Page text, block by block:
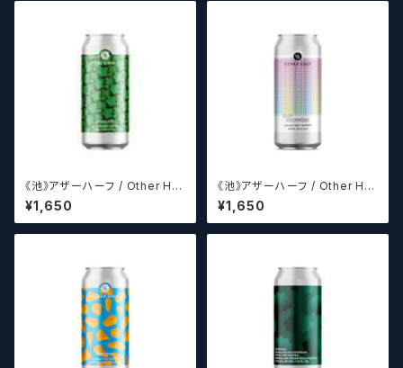
《池》アザーハーフ / Other Hal
f Brewing Dank Ivy【クラフト
ビールシザーズ】
¥1,650
《池》アザーハーフ / Other Hal
f Hop Showers 【クラフトビー
ルシザーズ】
¥1,650